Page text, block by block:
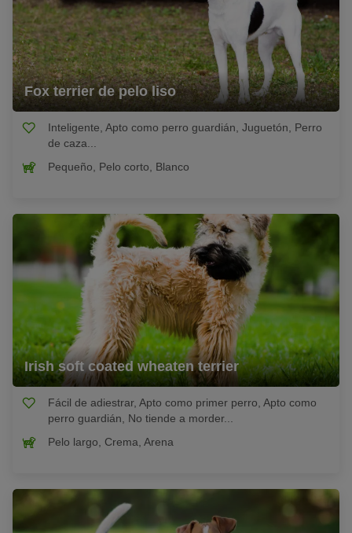
Fox terrier de pelo liso
Inteligente, Apto como perro guardián, Juguetón, Perro
de caza...
Pequeño, Pelo corto, Blanco
Irish soft coated wheaten terrier
Fácil de adiestrar, Apto como primer perro, Apto como
perro guardián, No tiende a morder...
Pelo largo, Crema, Arena